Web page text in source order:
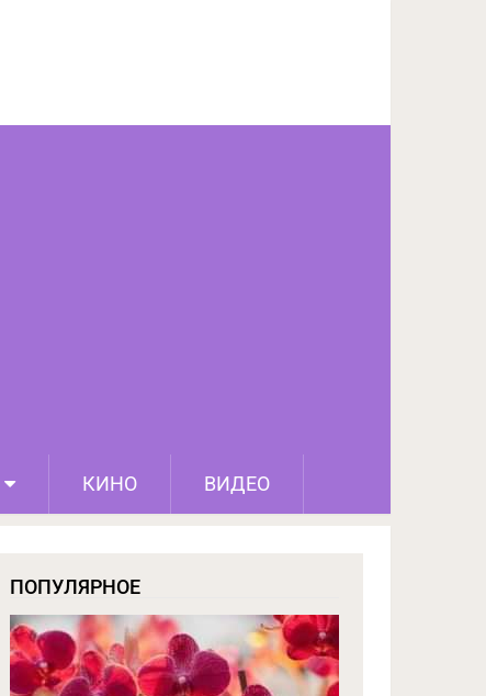
КИНО ВИДЕО
ПОПУЛЯРНОЕ